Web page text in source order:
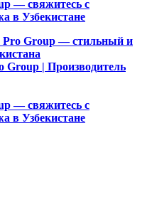
— свяжитесь с
в Узбекистане
Pro Group — стильный и
| Производитель
— свяжитесь с
в Узбекистане